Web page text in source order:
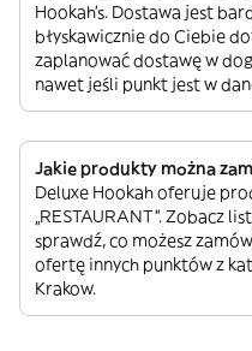
Hookah’s. Dostawa jest
błyskawicznie do Ciebie
zaplanować dostawę w
nawet jeśli punkt jest w
Jakie produkty można
Deluxe Hookah oferuje
„RESTAURANT”. Zobacz
sprawdź, co możesz
ofertę innych punktów z
Krakow.